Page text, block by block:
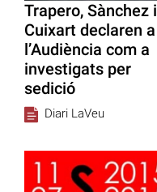
Trapero, Sànchez i
Cuixart declaren a
l’Audiència com a
investigats per
sedició
Diari LaVeu